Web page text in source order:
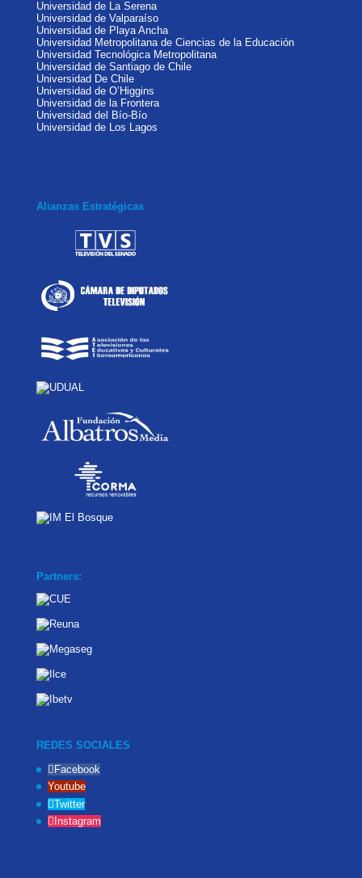
Universidad de La Serena
Universidad de Valparaíso
Universidad de Playa Ancha
Universidad Metropolitana de Ciencias de la Educación
Universidad Tecnológica Metropolitana
Universidad de Santiago de Chile
Universidad De Chile
Universidad de O’Higgins
Universidad de la Frontera
Universidad del Bío-Bío
Universidad de Los Lagos
Alianzas Estratégicas
Partners:
REDES SOCIALES
Facebook
Youtube
Twitter
Instagram